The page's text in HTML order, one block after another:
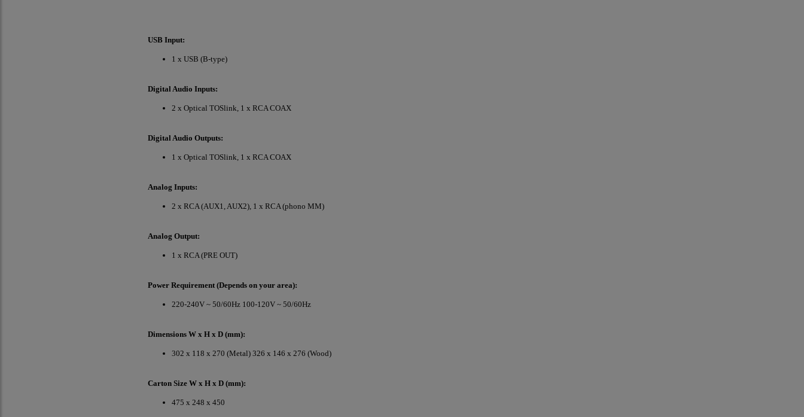
USB Input:
1 x USB (B-type)
Digital Audio Inputs:
2 x Optical TOSlink, 1 x RCA COAX
Digital Audio Outputs:
1 x Optical TOSlink, 1 x RCA COAX
Analog Inputs:
2 x RCA (AUX1, AUX2), 1 x RCA (phono MM)
Analog Output:
1 x RCA (PRE OUT)
Power Requirement (Depends on your area):
220-240V ~ 50/60Hz 100-120V ~ 50/60Hz
Dimensions W x H x D (mm):
302 x 118 x 270 (Metal) 326 x 146 x 276 (Wood)
Carton Size W x H x D (mm):
475 x 248 x 450